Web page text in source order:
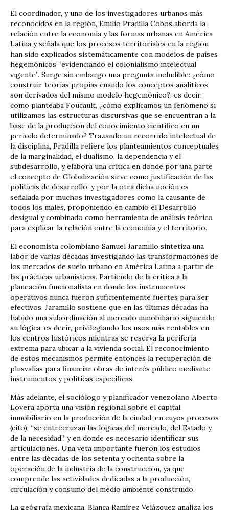
El coordinador, y uno de los investigadores urbanos más
reconocidos en la región, Emilio Pradilla Cobos aborda la
relación entre la economía y las formas urbanas en América
Latina y señala que los procesos territoriales en la región
han sido explicados sistemáticamente con modelos de países
hegemónicos “evidenciando el colonialismo intelectual
vigente”. Surge sin embargo una pregunta ineludible: ¿cómo
construir teorías propias cuando los conceptos analíticos
son derivados del mismo modelo hegemónico?, es decir,
como planteaba Foucault, ¿cómo explicamos un fenómeno si
utilizamos las estructuras discursivas que se encuentran a la
base de la producción del conocimiento científico en un
periodo determinado? Trazando un recorrido intelectual de
la disciplina, Pradilla refiere los planteamientos conceptuales
de la marginalidad, el dualismo, la dependencia y el
subdesarrollo, y elabora una crítica en donde por una parte
el concepto de Globalización sirve como justificación de las
políticas de desarrollo, y por la otra dicha noción es
señalada por muchos investigadores como la causante de
todos los males, proponiendo en cambio el Desarrollo
desigual y combinado como herramienta de análisis teórico
para explicar la relación entre la economía y el territorio.
El economista colombiano Samuel Jaramillo sintetiza una
labor de varias décadas investigando las transformaciones de
los mercados de suelo urbano en América Latina a partir de
las prácticas urbanísticas. Partiendo de la crítica a la
planeación funcionalista en donde los instrumentos
operativos nunca fueron suficientemente fuertes para ser
efectivos, Jaramillo sostiene que en las últimas décadas ha
habido una subordinación al mercado inmobiliario siguiendo
su lógica: es decir, privilegiando los usos más rentables en
los centros históricos mientras se reserva la periferia
extrema para ubicar a la vivienda social. El reconocimiento
de estos mecanismos permite entonces la recuperación de
plusvalías para financiar obras de interés público mediante
instrumentos y políticas específicas.
Más adelante, el sociólogo y planificador venezolano Alberto
Lovera aporta una visión regional sobre el capital
inmobiliario en la producción de la ciudad, en cuyos procesos
(cito): “se entrecruzan las lógicas del mercado, del Estado y
de la necesidad”, y en donde es necesario identificar sus
articulaciones. Una veta importante fueron los estudios
entre las décadas de los setenta y ochenta sobre la
operación de la industria de la construcción, ya que
comprende las actividades dedicadas a la producción,
circulación y consumo del medio ambiente construido.
La geógrafa mexicana, Blanca Ramírez Velázquez analiza los